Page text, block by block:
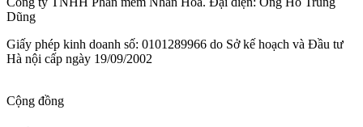
Dũng
Giấy phép kinh doanh số: 0101289966 do Sở kế hoạch và Đầu tư
Hà nội cấp ngày 19/09/2002
Cộng đồng